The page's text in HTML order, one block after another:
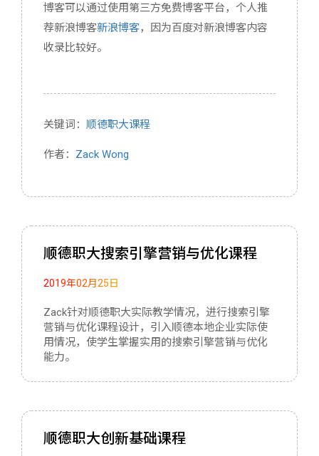
博客可以通过使用第三方免费博客平台，个人推
荐新浪博客新浪博客，因为百度对新浪博客内容
收录比较好。
关键词： 顺德职大课程
作者： Zack Wong
顺德职大搜索引擎营销与优化课程
2019年02月25日
Zack针对顺德职大实际教学情况，进行搜索引擎
营销与优化课程设计，引入顺德本地企业实际使
用情况，使学生掌握实用的搜索引擎营销与优化
能力。
顺德职大创新基础课程